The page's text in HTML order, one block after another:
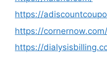
https://
https://cornernow.com/
https://